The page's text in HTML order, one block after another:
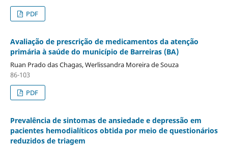
PDF
Avaliação de prescrição de medicamentos da atenção
primária à saúde do município de Barreiras (BA)
Ruan Prado das Chagas, Werlissandra Moreira de Souza
86-103
PDF
Prevalência de sintomas de ansiedade e depressão em
pacientes hemodialíticos obtida por meio de questionários
reduzidos de triagem